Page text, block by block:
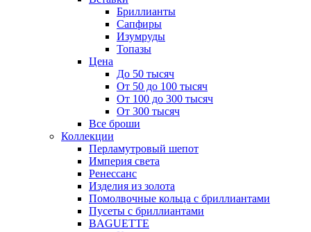
Бриллианты
Сапфиры
Изумруды
Топазы
Цена
До 50 тысяч
От 50 до 100 тысяч
От 100 до 300 тысяч
От 300 тысяч
Все броши
Коллекции
Перламутровый шепот
Империя света
Ренессанс
Изделия из золота
Помолвочные кольца с бриллиантами
Пусеты с бриллиантами
BAGUETTE